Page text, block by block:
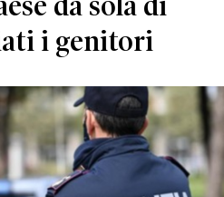
i genitori